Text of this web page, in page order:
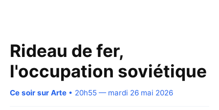
Rideau de fer,
l'occupation soviétique
Ce soir sur Arte • 20h55 — mardi 26 mai 2026